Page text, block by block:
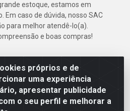
próprios e de
uma experiência
apresentar publicidade
o seu perfil e melhorar a
estoque, estamos em
Em caso de dúvida, nosso SAC
para melhor atendê-lo(a).
e boas compras!
Mascarenhas de Morais, 2471 -
51.150-001 - CNPJ 24.150.377/0003-
57